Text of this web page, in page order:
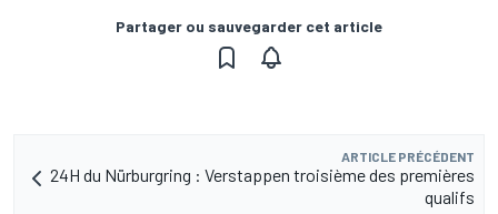
Partager ou sauvegarder cet article
ARTICLE PRÉCÉDENT
24H du Nürburgring : Verstappen troisième des premières
qualifs